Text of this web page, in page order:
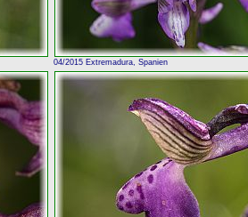
04/2015 Extremadura, Spanien